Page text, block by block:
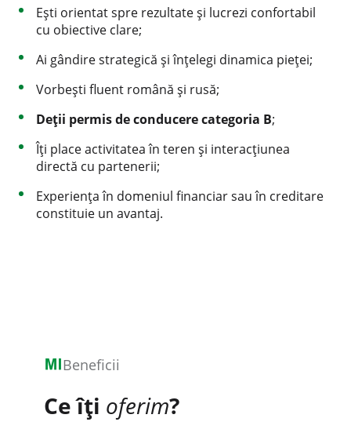
Ești orientat spre rezultate și lucrezi confortabil
cu obiective clare;
Ai gândire strategică și înțelegi dinamica pieței;
Vorbești fluent română și rusă;
Deții permis de conducere categoria B;
Îți place activitatea în teren și interacțiunea
directă cu partenerii;
Experiența în domeniul financiar sau în creditare
constituie un avantaj.
Beneficii
Ce îți oferim?